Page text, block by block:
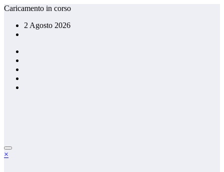
Vai
contenuto
Caricamento in corso
2 Agosto 2026
×